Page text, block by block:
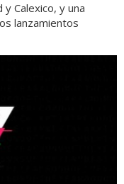
Calexico, y una
lanzamientos